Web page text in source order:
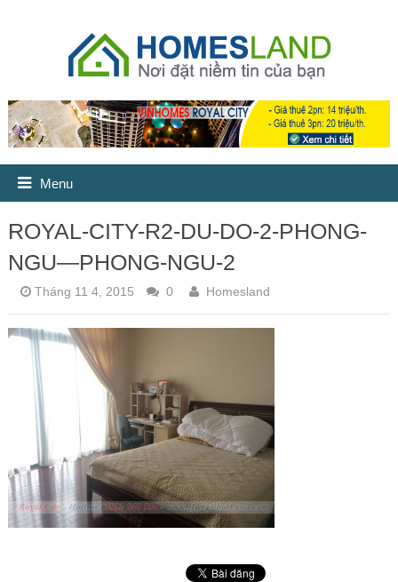
Menu
ROYAL-CITY-R2-DU-DO-2-PHONG-
NGU—PHONG-NGU-2
Tháng 11 4, 2015 0 Homesland